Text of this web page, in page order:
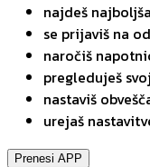
najdeš
se prijaviš na
naročiš
pregleduješ
nastaviš
urejaš
Prenesi APP